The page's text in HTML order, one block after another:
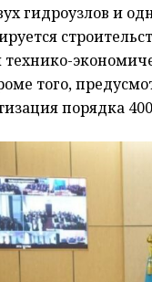
гидроузлов и
технико-
того,
порядка